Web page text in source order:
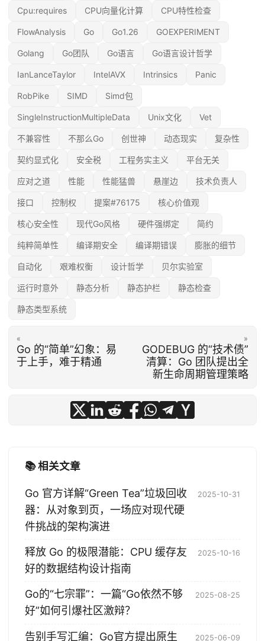
Cpu:requires CPU向量化计算 CPU特性检查
FlowAnalysis Go Go1.26 GOEXPERIMENT
Golang Go团队 Go语言 Go语言设计哲学
IanLanceTaylor IntelAVX Intrinsics Panic
RobPike SIMD Simd包
SingleInstructionMultipleData Unix文化 Vet
不兼容性 不那么Go 创世神 动态现实 复杂性
契约显式化 安全税 工程务实主义 平台无关
应对之道 性能 性能猛兽 悬崖边 技术负责人
接口 控制权 提案#76175 核心价值观
核心安全性 现代Go风格 硬件强绑定 简约
纯粹简单性 编译期安全 编译期错误 膨胀的细节
自动化 艰难权衡 设计哲学 贝尔实验室
运行时意外 静态分析 静态护栏 静态检查
静态类型系统
«
Go 的“简单”幻象：易
于上手，难于精通
»
GODEBUG 的“技术债”
清算：Go 团队提出全
新生命周期管理策略
📚 相关文章
Go 官方详解“Green Tea”垃圾回收
器：从对象到页，一场应对现代硬
件挑战的架构演进
2025-10-31
释放 Go 的极限潜能：CPU 缓存友
好的数据结构设计指南
2025-10-16
Go的“七宗罪”：一篇“Go依然不够
好”如何引爆社区激辩？
2025-08-25
告别手写汇编：Go官方提出原生 2025-06-09